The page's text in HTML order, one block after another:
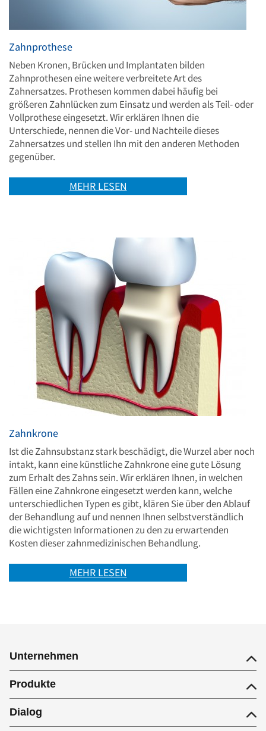
Zahnprothese
Neben Kronen, Brücken und Implantaten bilden
Zahnprothesen eine weitere verbreitete Art des
Zahnersatzes. Prothesen kommen dabei häufig bei
größeren Zahnlücken zum Einsatz und werden als Teil- oder
Vollprothese eingesetzt. Wir erklären Ihnen die
Unterschiede, nennen die Vor- und Nachteile dieses
Zahnersatzes und stellen Ihn mit den anderen Methoden
gegenüber.
MEHR LESEN
Zahnkrone
Ist die Zahnsubstanz stark beschädigt, die Wurzel aber noch
intakt, kann eine künstliche Zahnkrone eine gute Lösung
zum Erhalt des Zahns sein. Wir erklären Ihnen, in welchen
Fällen eine Zahnkrone eingesetzt werden kann, welche
unterschiedlichen Typen es gibt, klären Sie über den Ablauf
der Behandlung auf und nennen Ihnen selbstverständlich
die wichtigsten Informationen zu den zu erwartenden
Kosten dieser zahnmedizinischen Behandlung.
MEHR LESEN
Unternehmen
Produkte
Dialog